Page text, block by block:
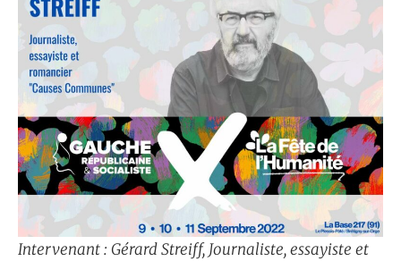
Intervenant : Gérard Streiff, Journaliste, essayiste et